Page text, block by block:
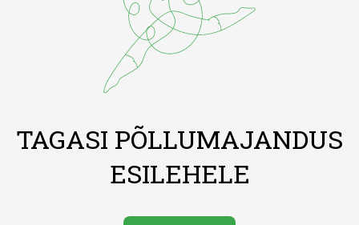
TAGASI PÕLLUMAJANDUS
ESILEHELE